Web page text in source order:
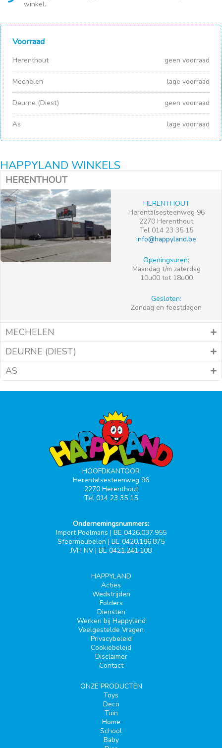
winkel.
Voorraad
Herenthout geen voorraad
Mechelen lage voorraad
Deurne (Diest) geen voorraad
As lage voorraad
HAPPYLAND WINKELS
HERENTHOUT
HERENTHOUT
Herentalsesteenweg 96
2270 Herenthout
Tel 014 23 35 15
info@happyland.be
Openingsuren:
Maandag t/m zaterdag
10u00 tot 18u00
Gesloten:
Zondag en feestdagen
MECHELEN
DEURNE (DIEST)
AS
HOOFDKANTOOR
Herentalsesteenweg 96
2270 Herenthout
Tel 014 23 35 15
Ondernemingsnummers:
Import Poelmans | BE 0426.037.955
Sfeermeubelen | BE 0420.186.875
JVH NV | BE 0421.241.108
HAPPYLAND
Acties
Wedstrijden
Folders
Diensten
Werken bij Happyland
Veelgestelde Vragen
Privacybeleid
Cookiebeleid
Disclaimer
Contact
ONZE PRODUCTEN
Toys
Deco
Tuin
Home
School
Baby